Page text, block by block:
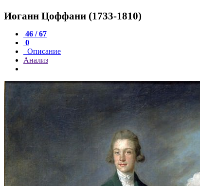
Иоганн Цоффани (1733-1810)
46 / 67
0
Описание
Анализ